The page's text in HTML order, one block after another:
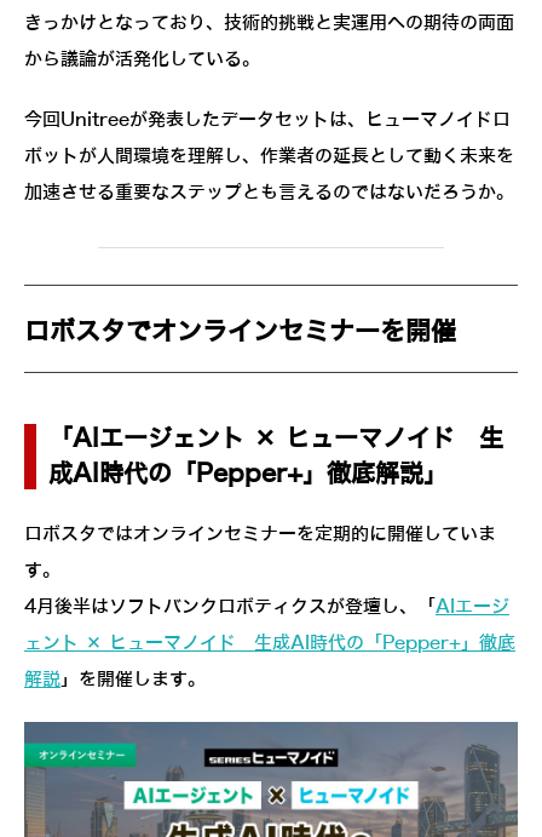
きっかけとなっており、技術的挑戦と実運用への期待の両面
から議論が活発化している。
今回Unitreeが発表したデータセットは、ヒューマノイドロ
ボットが人間環境を理解し、作業者の延長として動く未来を
加速させる重要なステップとも言えるのではないだろうか。
ロボスタでオンラインセミナーを開催
「AIエージェント × ヒューマノイド 生
成AI時代の「Pepper+」徹底解説」
ロボスタではオンラインセミナーを定期的に開催していま
す。
4月後半はソフトバンクロボティクスが登壇し、「AIエージ
ェント × ヒューマノイド 生成AI時代の「Pepper+」徹底
解説」を開催します。